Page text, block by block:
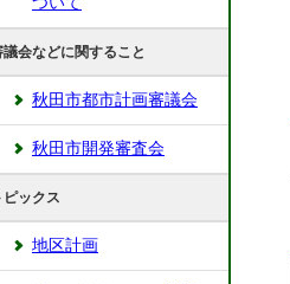
議会などに関すること
秋田市都市計画審議会
秋田市開発審査会
ピックス
地区計画